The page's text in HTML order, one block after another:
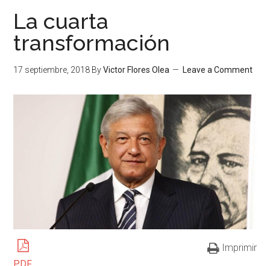
La cuarta
transformación
17 septiembre, 2018 ByVictor Flores Olea Leave a Comment
Imprimir